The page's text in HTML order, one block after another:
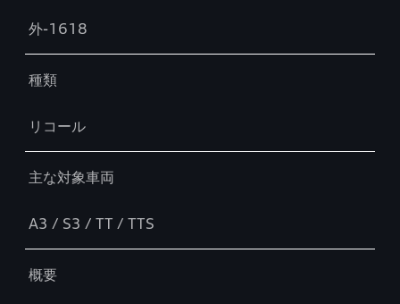
外-1618
種類
リコール
主な対象車両
A3 / S3 / TT / TTS
概要